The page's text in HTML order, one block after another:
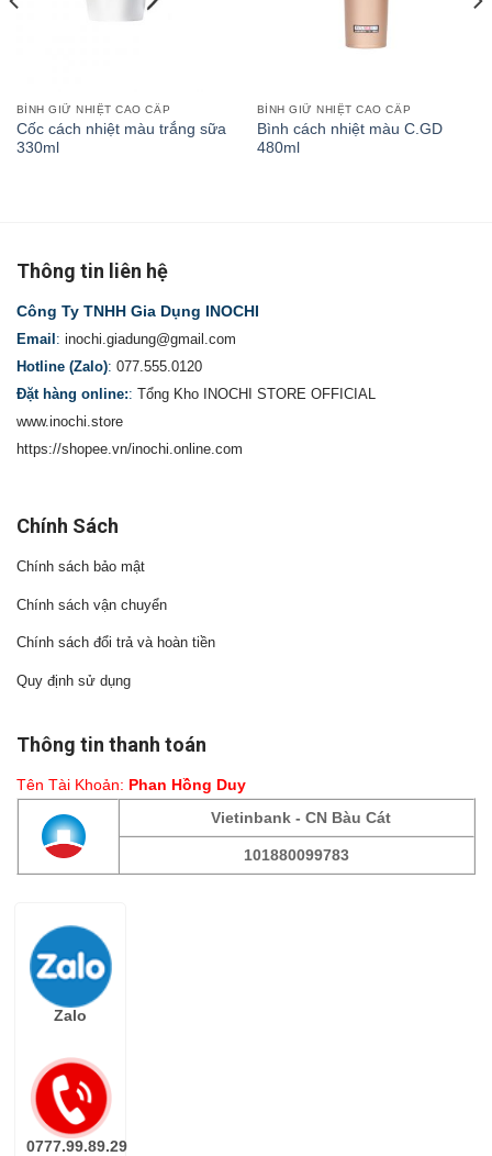
BÌNH GIỮ NHIỆT CAO CẤP
Cốc cách nhiệt màu trắng sữa
330ml
BÌNH GIỮ NHIỆT CAO CẤP
Bình cách nhiệt màu C.GD
480ml
Thông tin liên hệ
Công Ty TNHH Gia Dụng INOCHI
Email : inochi.giadung@gmail.com
Hotline (Zalo): 077.555.0120
Đặt hàng online:: Tổng Kho INOCHI STORE OFFICIAL
www.inochi.store
https://shopee.vn/inochi.online.com
Chính Sách
Chính sách bảo mật
Chính sách vận chuyển
Chính sách đổi trả và hoàn tiền
Quy định sử dụng
Thông tin thanh toán
Tên Tài Khoản: Phan Hồng Duy
Vietinbank - CN Bàu Cát
101880099783
Fanpage
Zalo
0777.99.89.29